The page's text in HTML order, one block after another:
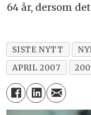
64 år, dersom
SISTE NYTT
APRIL 2007